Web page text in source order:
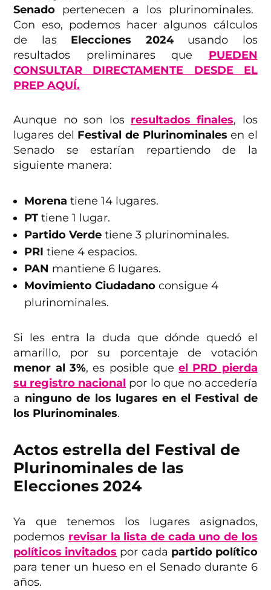
Senado pertenecen a los plurinominales.
Con eso, podemos hacer algunos cálculos
de las Elecciones 2024 usando los
resultados preliminares que PUEDEN
CONSULTAR DIRECTAMENTE DESDE EL
PREP AQUÍ.
Aunque no son los resultados finales, los
lugares del Festival de Plurinominales en el
Senado se estarían repartiendo de la
siguiente manera:
Morena tiene 14 lugares.
PT tiene 1 lugar.
Partido Verde tiene 3 plurinominales.
PRI tiene 4 espacios.
PAN mantiene 6 lugares.
Movimiento Ciudadano consigue 4
plurinominales.
Si les entra la duda que dónde quedó el
amarillo, por su porcentaje de votación
menor al 3%, es posible queel PRD pierda
su registro nacional por lo que no accedería
a ninguno de los lugares en el Festival de
los Plurinominales.
Actos estrella del Festival de
Plurinominales de las
Elecciones 2024
Ya que tenemos los lugares asignados,
podemos revisar la lista de cada uno de los
políticos invitados por cada partido político
para tener un hueso en el Senado durante 6
años.